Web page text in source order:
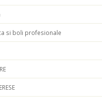
si boli profesionale